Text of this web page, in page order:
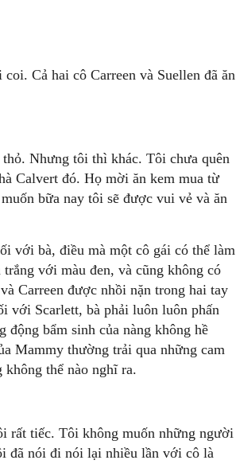
Cả hai cô Carreen và Suellen đã ăn
Nhưng tôi thì khác. Tôi chưa quên
Calvert đó. Họ mời ăn kem mua từ
bữa nay tôi sẽ được vui vẻ và ăn
với bà, điều mà một cô gái có thể làm
với màu đen, và cũng không có
Carreen được nhồi nặn trong hai tay
với Scarlett, bà phải luôn luôn phấn
bẩm sinh của nàng không hề
Mammy thường trải qua những cam
thể nào nghĩ ra.
rất tiếc. Tôi không muốn những người
đã nói đi nói lại nhiều lần với cô là